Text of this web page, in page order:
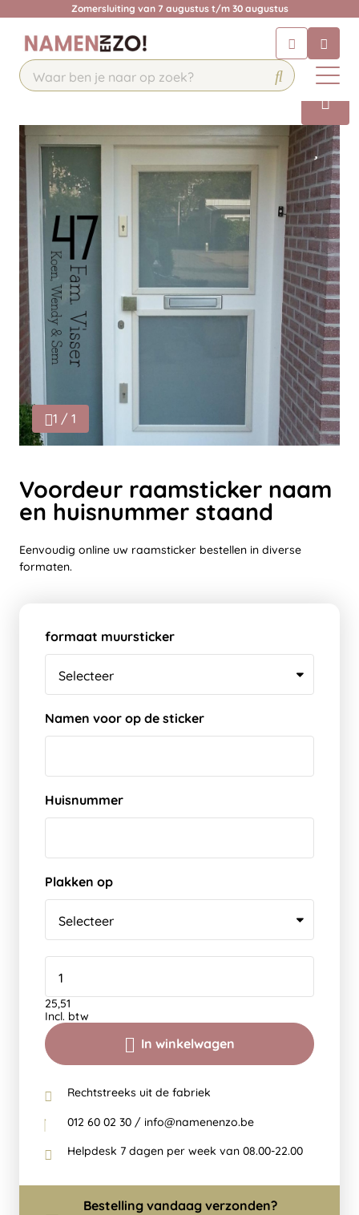
Zomersluiting van 7 augustus t/m 30 augustus
Chat 24/7 met onze chatbot voor
hulp
Contact
1 / 1
Voordeur raamsticker naam
en huisnummer staand
Eenvoudig online uw raamsticker bestellen in diverse
formaten.
formaat muursticker
Namen voor op de sticker
Huisnummer
Plakken op
In winkelwagen
25,51
Incl. btw
Rechtstreeks uit de fabriek
012 60 02 30 / info@namenenzo.be
Helpdesk 7 dagen per week van 08.00-22.00
Bestelling vandaag verzonden?